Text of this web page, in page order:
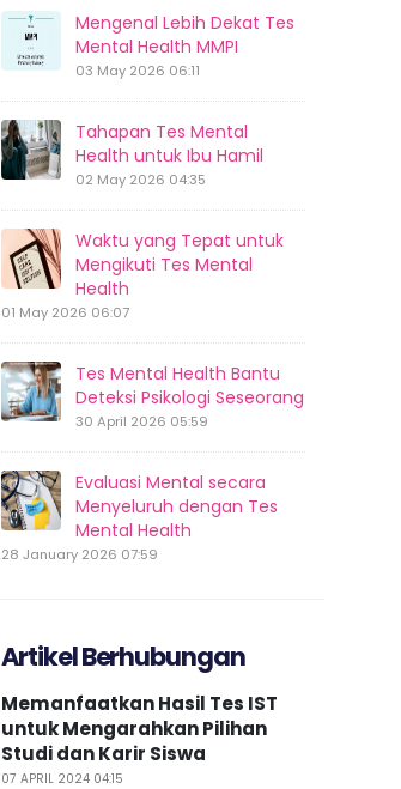
Mengenal Lebih Dekat Tes
Mental Health MMPI
03 May 2026 06:11
Tahapan Tes Mental
Health untuk Ibu Hamil
02 May 2026 04:35
Waktu yang Tepat untuk
Mengikuti Tes Mental
Health
01 May 2026 06:07
Tes Mental Health Bantu
Deteksi Psikologi Seseorang
30 April 2026 05:59
Evaluasi Mental secara
Menyeluruh dengan Tes
Mental Health
28 January 2026 07:59
Artikel Berhubungan
Memanfaatkan Hasil Tes IST
untuk Mengarahkan Pilihan
Studi dan Karir Siswa
07 APRIL 2024 04:15